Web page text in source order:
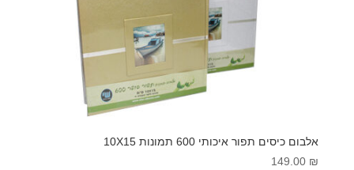
אלבום כיסים תפור איכותי 600 תמונות 10X15
149.00 ₪